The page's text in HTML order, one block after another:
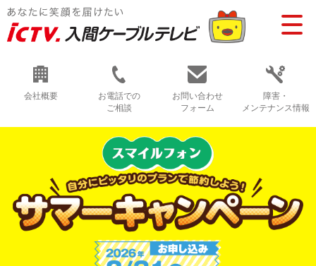
会社概要
お電話での
ご相談
お問い合わせ
フォーム
障害・
メンテナンス情報